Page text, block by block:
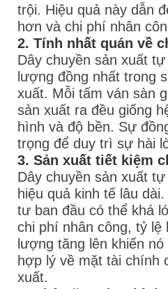
trội. Hiệu quả này dẫn
hơn và chi phí nhân
2. Tính nhất quán về
Dây chuyền sản xuất
lượng đồng nhất trong
xuất. Mỗi tấm ván sàn
sản xuất ra đều giống
hình và độ bền. Sự
trọng để duy trì sự hài
3. Sản xuất tiết kiệm
Dây chuyền sản xuất
hiệu quả kinh tế lâu
tư ban đầu có thể khá
chi phí nhân công, tỷ lệ
lượng tăng lên khiến
hợp lý về mặt tài chính
xuất.